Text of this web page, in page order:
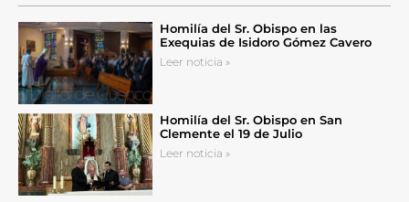
Homilía del Sr. Obispo en las
Exequias de Isidoro Gómez Cavero
Leer noticia »
Homilía del Sr. Obispo en San
Clemente el 19 de Julio
Leer noticia »